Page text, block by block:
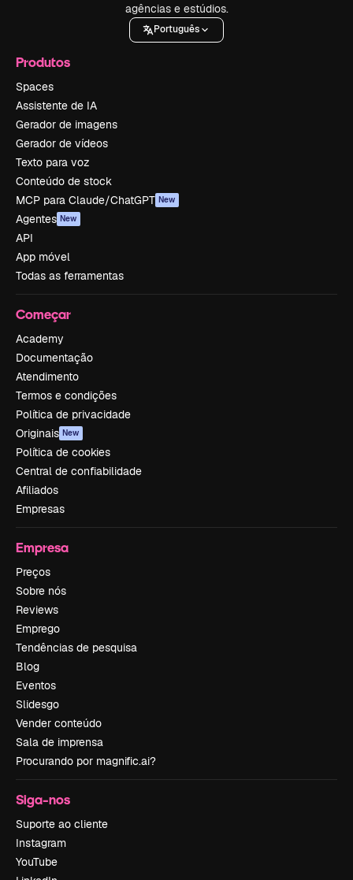
agências e estúdios.
Português
Produtos
Spaces
Assistente de IA
Gerador de imagens
Gerador de vídeos
Texto para voz
Conteúdo de stock
MCP para Claude/ChatGPT New
Agentes New
API
App móvel
Todas as ferramentas
Começar
Academy
Documentação
Atendimento
Termos e condições
Política de privacidade
Originais New
Política de cookies
Central de confiabilidade
Afiliados
Empresas
Empresa
Preços
Sobre nós
Reviews
Emprego
Tendências de pesquisa
Blog
Eventos
Slidesgo
Vender conteúdo
Sala de imprensa
Procurando por magnific.ai?
Siga-nos
Suporte ao cliente
Instagram
YouTube